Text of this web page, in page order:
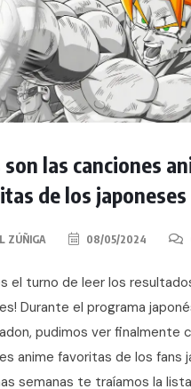
son las canciones
de los japoneses
ZÚÑIGA 08/05/2024
el turno de leer los
Durante el programa
pudimos ver finalmente
anime favoritas de los fans
semanas te traíamos la